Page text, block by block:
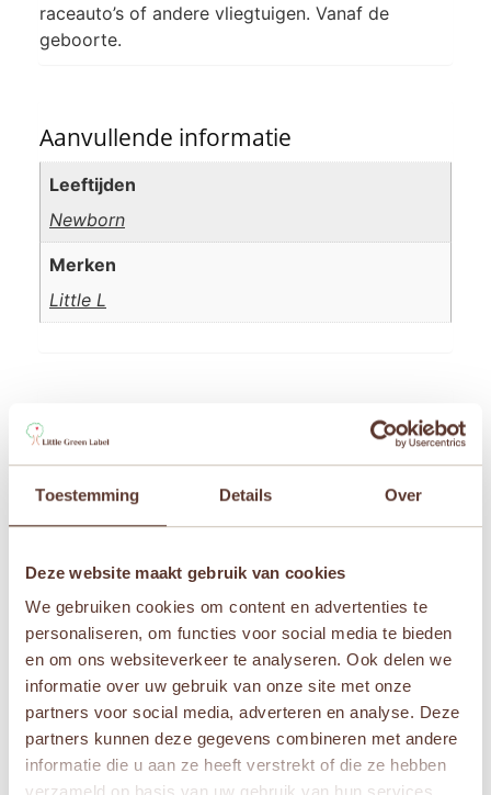
Toestemming Details Over
Deze website maakt gebruik van cookies
We gebruiken cookies om content en advertenties te
personaliseren, om functies voor social media te bieden
en om ons websiteverkeer te analyseren. Ook delen we
informatie over uw gebruik van onze site met onze
partners voor social media, adverteren en analyse. Deze
partners kunnen deze gegevens combineren met andere
informatie die u aan ze heeft verstrekt of die ze hebben
raceauto’s of andere vliegtuigen. Vanaf de
geboorte.
Aanvullende informatie
Leeftijden
Newborn
Merken
Little L
Beoordelingen
Er zijn nog geen beoordelingen.
Wees de eerste om “Little L – Raket – Roze” te
beoordelen
velden zijn gemarkeerd met*
Je waardering*